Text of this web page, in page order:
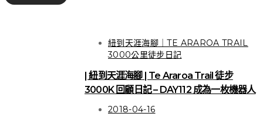
紐到天涯海腳｜TE ARAROA TRAIL
3000公里徒步日記
| 紐到天涯海腳 | Te Araroa Trail 徒步
3000K 回顧日記 – DAY112 成為一枚機器人
2018-04-16